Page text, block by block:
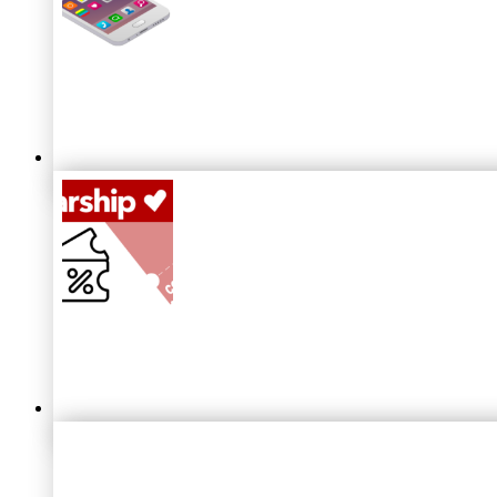
Parship App 2026: Download, Funktionen & so